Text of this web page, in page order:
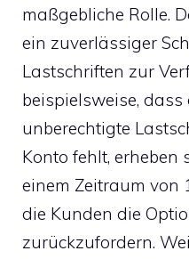
maßgebliche Rolle.
ein zuverlässiger
Lastschriften zur
beispielsweise, dass
unberechtigte
Konto fehlt, erheben
einem Zeitraum von
die Kunden die
zurückzufordern.